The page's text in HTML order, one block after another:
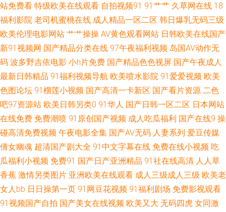
线资源网 东京热蜜臀女 黄色片子看看 欧美孕妇性爱一区 亚洲成人中文网 91
熟妇视频在线 成人网天堂网 黑丝在线喷水播放 欧美性爱免费 天天撸天天操
成人视频免费网站 狼友福利社 少妇天堂 综合性爱网 www91极品 国产精品
sm 久久综合久久日韩 日本中文字幕A片 亚洲色图偷拍网 91在线播放视频 丁
香久久 老司机午夜视频 日日爱影视 91次元网页登录 俺去啦AV官方 韩国少妇
人妻超碰 男人吃瓜AV网 天天撸夜夜操 91叉插叉 www九九热cn 激情avav 人
人操在线播放 亚洲内射黄网站 91网址成人TV 第一福利色导 99热福利在线
影色图 在线97视频观看 av探花网 国产91视频 美女自慰巨乳 日韩无码A级片
站免费看 特级欧美在线观看 自拍视频91 91艹艹 久草网在线 18
福利影院 老司机蜜桃在线 成人精品一区二区 韩日爆乳无码三级
欧美伦理电影网站 艹艹操操 AV黄色观看网站 日韩欧美在线国产
新91视频网 国产精品分类在线 97午夜福利视频 岛国AV动作无
码 波多野吉依电影 小h片免费 国产精品色色视屏 国产午夜成人
最新日韩精品 91福利视频导航 欧美喷水影院 91爱爱视频 欧美
色图论坛 91榴莲小视频 国产高清一卡新区 国产看片资源 二色
吧97资源站 欧美日韩另类0 91华人 国产日韩一区二区 日本网站
在线免费 免费潮喷 91原创国产视频 成人吃瓜福利 国产在线9 操
碰高清免费视频 午夜电影全集 国产AV无码 人妻系列 爱豆传媒
倩女幽魂 超清国产剧大全 91中文字幕在线 免费在线小视频 吃
瓜福利小视频 免费91 国产日产亚洲精品 91社在线高清 人人草
香蕉 激情另类图片 亚洲欧美在线观看 成人三级成人三级 欧美老
女人bb 日日操第一页 91网豆花视频 91福利剧场 免费影视观看
91视频国产自拍 国产美女在线视频 欧美又大 无码四虎 女同激